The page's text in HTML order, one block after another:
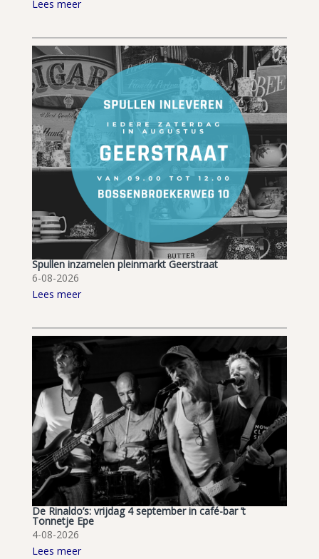
Lees meer
Spullen inzamelen pleinmarkt Geerstraat
6-08-2026
Lees meer
De Rinaldo’s: vrijdag 4 september in café-bar ’t
Tonnetje Epe
4-08-2026
Lees meer